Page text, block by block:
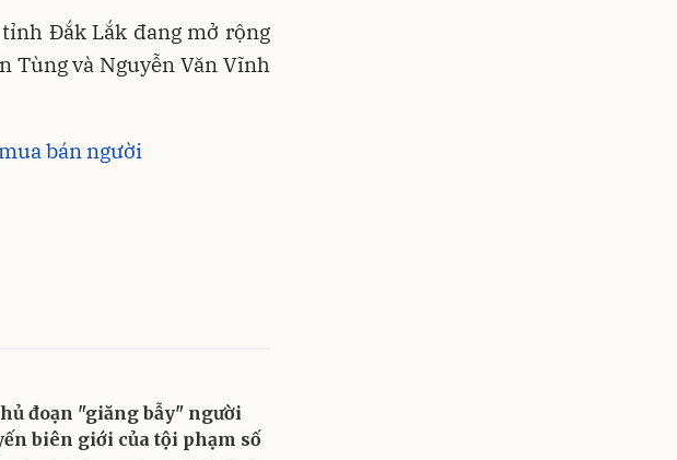
Đắk Lắk đang mở rộng
Tùng và Nguyễn Văn Vĩnh
bán người
đoạn "giăng bẫy" người
biên giới của tội phạm số